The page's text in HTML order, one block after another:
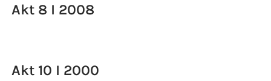
Akt 8 I 2008
Akt 10 I 2000